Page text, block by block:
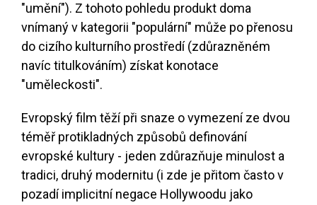
"umění"). Z tohoto pohledu produkt doma
vnímaný v kategorii "populární" může po přenosu
do cizího kulturního prostředí (zdůrazněném
navíc titulkováním) získat konotace
"uměleckosti".
Evropský film těží při snaze o vymezení ze dvou
téměř protikladných způsobů definování
evropské kultury - jeden zdůrazňuje minulost a
tradici, druhý modernitu (i zde je přitom často v
pozadí implicitní negace Hollywoodu jako